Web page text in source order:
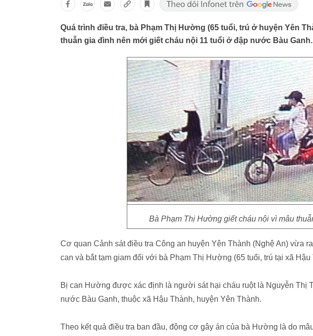
Quá trình điều tra, bà Phạm Thị Hường (65 tuổi, trú ở huyện Yên
thuẫn gia đình nên mới giết cháu nội 11 tuổi ở đập nước Bàu Ganh.
Bà Phạm Thị Hường giết cháu nội vì mâu
Cơ quan Cảnh sát điều tra Công an huyện Yên Thành (Nghệ An) vừa
can và bắt tạm giam đối với bà Phạm Thị Hường (65 tuổi, trú tại xã
Bị can Hường được xác định là người sát hại cháu ruột là Nguyễn Thị
nước Bàu Ganh, thuộc xã Hậu Thành, huyện Yên Thành.
Theo kết quả điều tra ban đầu, động cơ gây án của bà Hường là do